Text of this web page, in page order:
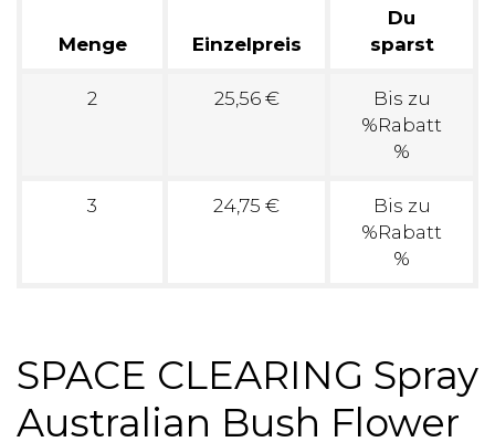
Menge Einzelpreis
Du
sparst
2 25,56 €
Bis zu
%Rabatt
%
3 24,75 €
Bis zu
%Rabatt
%
SPACE CLEARING Spray
Australian Bush Flower